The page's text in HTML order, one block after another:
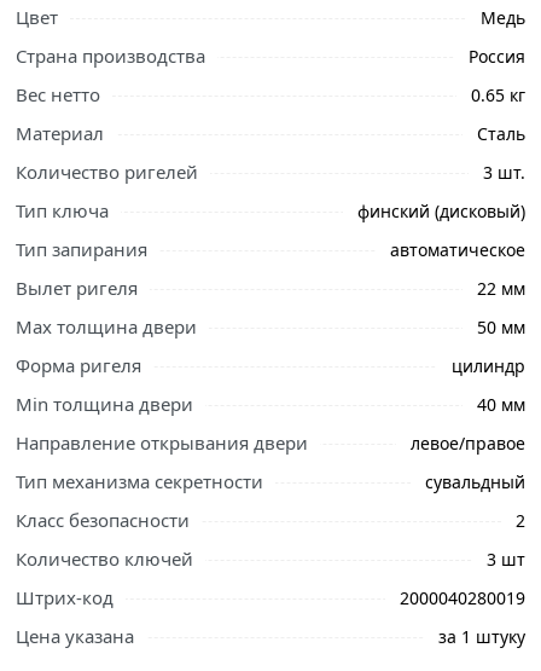
описанием и отзывами о товаре, чтобы сделать
правильный выбор и заказать онлайн. Наши
профессиональные менеджеры обработают заказ и
свяжутся с Вами для согласования условий доставки
или самовывоза.
Накладной замок Симеко БИФ-026-1х3 4028 для
деревянных и металлических входных и межкомнатных
дверей правого и левого открывания толщиной 40-50
В данной модели не предусмотрена защелка.
Запирание изнутри осуществляется ключом. Замок
устанавливается без переналадки на правые и левые
Цвет Медь
Страна производства Россия
Вес нетто 0.65 кг
Материал Сталь
Количество ригелей 3 шт.
Тип ключа финский (дисковый)
Тип запирания автоматическое
Вылет ригеля 22 мм
Max толщина двери 50 мм
Форма ригеля цилиндр
Min толщина двери 40 мм
Направление открывания двери левое/правое
Тип механизма секретности сувальдный
Класс безопасности 2
Количество ключей 3 шт
Штрих-код 2000040280019
Цена указана за 1 штуку